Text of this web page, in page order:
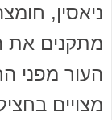
ניאסין,
מתקנים את
העור מפני
מצויים